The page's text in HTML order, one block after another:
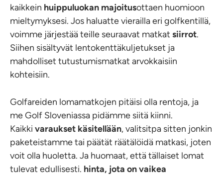
kaikkein huippuluokan majoitusottaen huomioon
mieltymyksesi. Jos haluatte vierailla eri golfkentillä,
voimme järjestää teille seuraavat matkat siirrot.
Siihen sisältyvät lentokenttäkuljetukset ja
mahdolliset tutustumismatkat arvokkaisiin
kohteisiin.
Golfareiden lomamatkojen pitäisi olla rentoja, ja
me Golf Sloveniassa pidämme siitä kiinni.
Kaikki varaukset käsitellään, valitsitpa sitten jonkin
paketeistamme tai päätät räätälöidä matkasi, joten
voit olla huoletta. Ja huomaat, että tällaiset lomat
tulevat edullisesti. hinta, jota on vaikea